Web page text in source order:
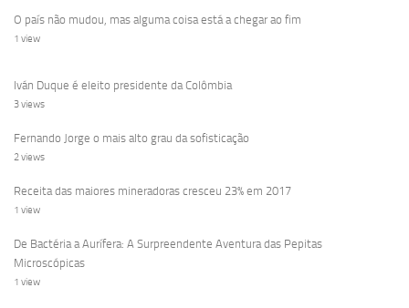
O país não mudou, mas alguma coisa está a chegar ao fim
1 view
Iván Duque é eleito presidente da Colômbia
3 views
Fernando Jorge o mais alto grau da sofisticação
2 views
Receita das maiores mineradoras cresceu 23% em 2017
1 view
De Bactéria a Aurífera: A Surpreendente Aventura das Pepitas
Microscópicas
1 view